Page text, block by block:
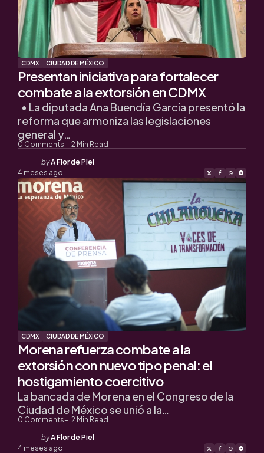
CDMX CIUDAD DE MÉXICO
Presentan iniciativa para fortalecer
combate a la extorsión en CDMX
0 Comments 2 Min Read
• La diputada Ana Buendía García presentó la
reforma que armoniza las legislaciones
general y…
Posted
by
byA Flor de Piel
4 meses ago
CDMX CIUDAD DE MÉXICO
Morena refuerza combate a la
extorsión con nuevo tipo penal: el
hostigamiento coercitivo
0 Comments 2 Min Read
La bancada de Morena en el Congreso de la
Ciudad de México se unió a la…
Posted
by
byA Flor de Piel
4 meses ago